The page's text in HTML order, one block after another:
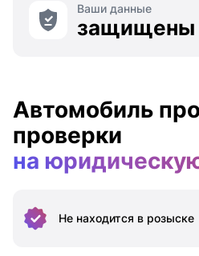
Ваши данные
защищены
Автомобиль
проверки
на
Не находится в розыске